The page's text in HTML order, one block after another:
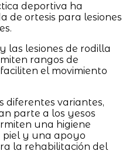
deportiva ha
de ortesis para lesiones
las lesiones de rodilla
rangos de
el movimiento
diferentes variantes,
parte a los yesos
una higiene
piel y una apoyo
la rehabilitación del